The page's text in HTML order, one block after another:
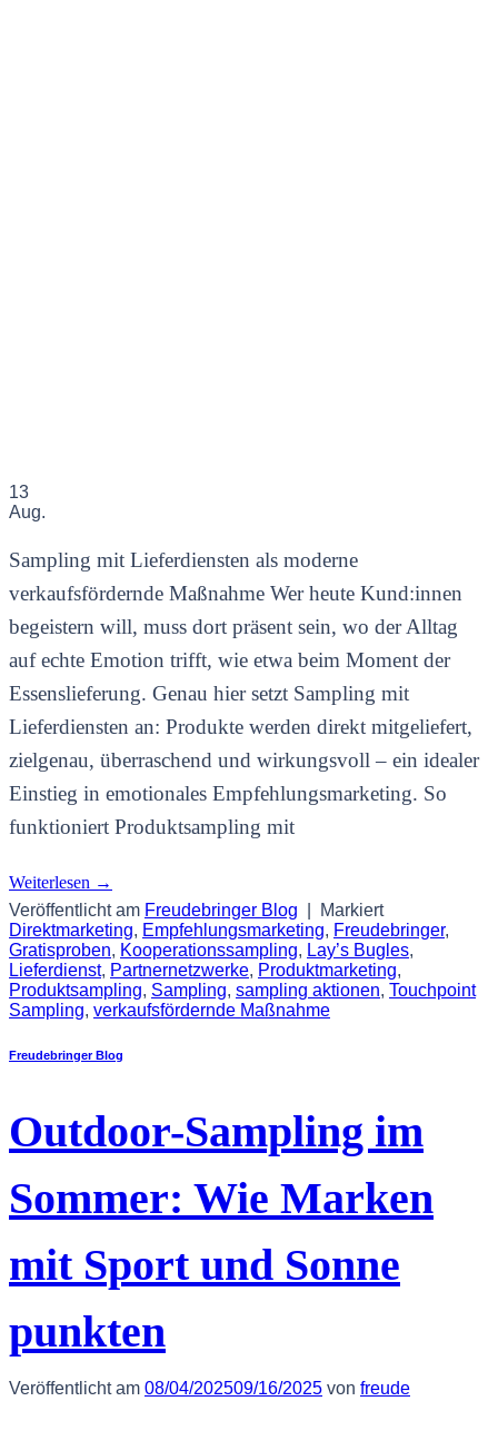
13
Aug.
Sampling mit Lieferdiensten als moderne
verkaufsfördernde Maßnahme Wer heute Kund:innen
begeistern will, muss dort präsent sein, wo der Alltag
auf echte Emotion trifft, wie etwa beim Moment der
Essenslieferung. Genau hier setzt Sampling mit
Lieferdiensten an: Produkte werden direkt mitgeliefert,
zielgenau, überraschend und wirkungsvoll – ein idealer
Einstieg in emotionales Empfehlungsmarketing. So
funktioniert Produktsampling mit
Weiterlesen →
Veröffentlicht am Freudebringer Blog
Markiert
Direktmarketing, Empfehlungsmarketing, Freudebringer,
Gratisproben, Kooperationssampling, Lay’s Bugles,
Lieferdienst, Partnernetzwerke, Produktmarketing,
Produktsampling, Sampling, sampling aktionen, Touchpoint
Sampling, verkaufsfördernde Maßnahme
Freudebringer Blog
Outdoor-Sampling im
Sommer: Wie Marken
mit Sport und Sonne
punkten
Veröffentlicht am 08/04/202509/16/2025 von freude